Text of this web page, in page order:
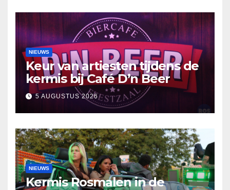
NIEUWS
Keur van artiesten tijdens de
kermis bij Café D’n Beer
5 AUGUSTUS 2026
NIEUWS
Kermis Rosmalen in de